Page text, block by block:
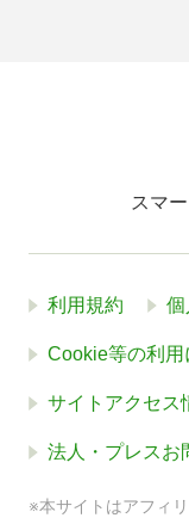
スマ
利用規約 個
Cookie等の利
サイトアクセス
法人・プレスお
※本サイトはアフィ